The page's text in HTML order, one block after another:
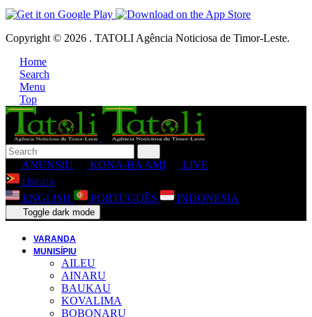
Copyright © 2026 . TATOLI Agência Noticiosa de Timor-Leste.
Home
Search
Menu
Top
ANUNSIU KONA-BA AMI LIVE
LÍNGUA
ENGLISH PORTUGUÊS INDONESIA
Toggle dark mode
VARANDA
MUNISÍPIU
AILEU
AINARU
BAUKAU
KOVALIMA
BOBONARU